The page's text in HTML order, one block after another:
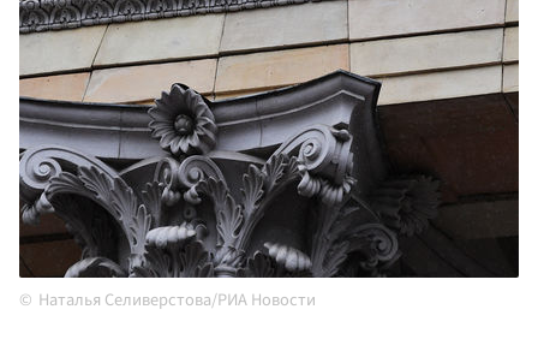
Наталья Селиверстова/РИА Новости